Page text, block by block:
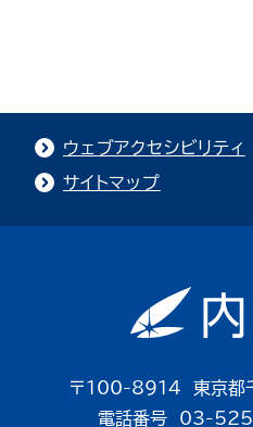
ウェブアクセシビリティ
サイトマップ
〒100-8914 東京都
電話番号 03-